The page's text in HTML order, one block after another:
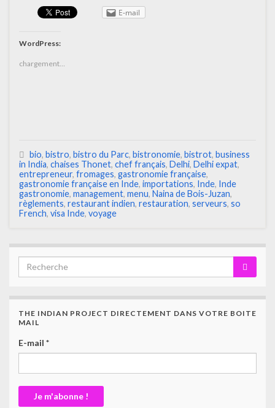
E-mail
WordPress:
chargement…
bio, bistro, bistro du Parc, bistronomie, bistrot, business
in India, chaises Thonet, chef français, Delhi, Delhi expat,
entrepreneur, fromages, gastronomie française,
gastronomie française en Inde, importations, Inde, Inde
gastronomie, management, menu, Naina de Bois-Juzan,
règlements, restaurant indien, restauration, serveurs, so
French, visa Inde, voyage
THE INDIAN PROJECT DIRECTEMENT DANS VOTRE BOITE
MAIL
E-mail *